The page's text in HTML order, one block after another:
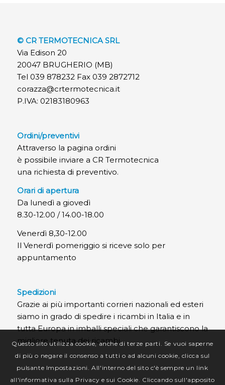
© CR TERMOTECNICA SRL
Via Edison 20
20047 BRUGHERIO (MB)
Tel 039 878232 Fax 039 2872712
corazza@crtermotecnica.it
P.IVA: 02183180963
Ordini/preventivi
Attraverso la pagina ordini
è possibile inviare a CR Termotecnica
una richiesta di preventivo.
Orari di apertura
Da lunedì a giovedì
8.30-12.00 / 14.00-18.00
Venerdì 8,30-12.00
Il Venerdì pomeriggio si riceve solo per
appuntamento
Spedizioni
Grazie ai più importanti corrieri nazionali ed esteri
siamo in grado di spedire i ricambi in Italia e in
tutta Europa in imballi speciali che garantiscono la
migliore tenuta dei ricambi.
Questo sito utilizza cookie, anche di terze parti. Se vuoi saperne
di più o negare il consenso a tutti o ad alcuni cookie, clicca sul
pulsante Impostazioni. All'interno del sito c'è sempre un link
all'informativa sulla Privacy e sui Cookie. Cliccando sull'apposito